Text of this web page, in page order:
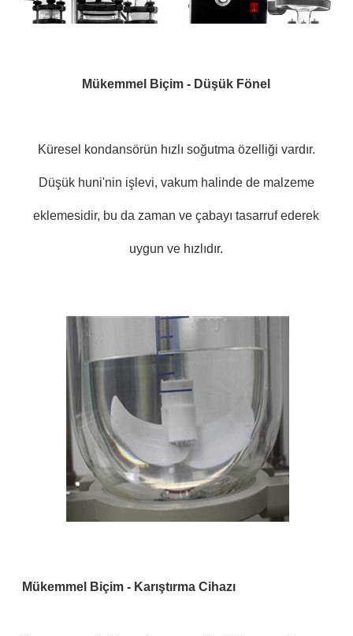
Mükemmel Biçim - Düşük Fönel
Küresel kondansörün hızlı soğutma özelliği vardır.
Düşük huni'nin işlevi, vakum halinde de malzeme
eklemesidir, bu da zaman ve çabayı tasarruf ederek
uygun ve hızlıdır.
Mükemmel Biçim - Karıştırma Cihazı